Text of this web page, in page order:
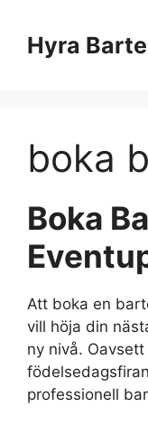
Hyra
boka
Boka
Att boka en
vill höja din
ny nivå.
professionell